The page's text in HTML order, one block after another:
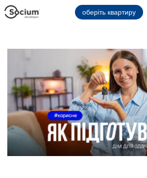
оберіть квартиру